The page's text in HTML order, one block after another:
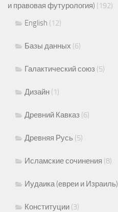
и правовая футурология) (192)
English (12)
Базы данных (6)
Галактический союз (5)
Дизайн (1)
Древний Кавказ (6)
Древняя Русь (5)
Исламские сочинения (8)
Иудаика (евреи и Израиль)
Конституции (3)